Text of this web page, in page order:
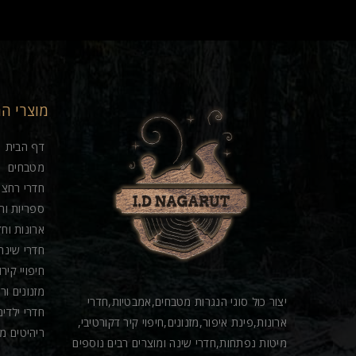
יצור כול סוגי הנגרות מטבחים,אמבטיות,חדרי
ארונות,פינת איפור,מזנונים,חיפוי קיר דקורטיבי,
מיטות נפתחות,חדרי שינה ומוצרים רבים נוספים
מוצרי
דף הבית
מטבחים
חדרי
ספריות
ארונות
חדרי
חיפויי
מזנונים
חדרי
ריהיטים